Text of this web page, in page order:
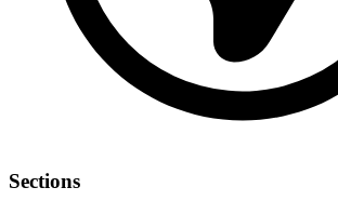
Sections